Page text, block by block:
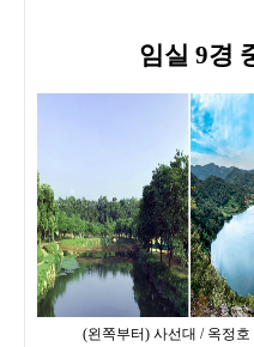
임실 9경
(왼쪽부터) 사선대 / 옥정